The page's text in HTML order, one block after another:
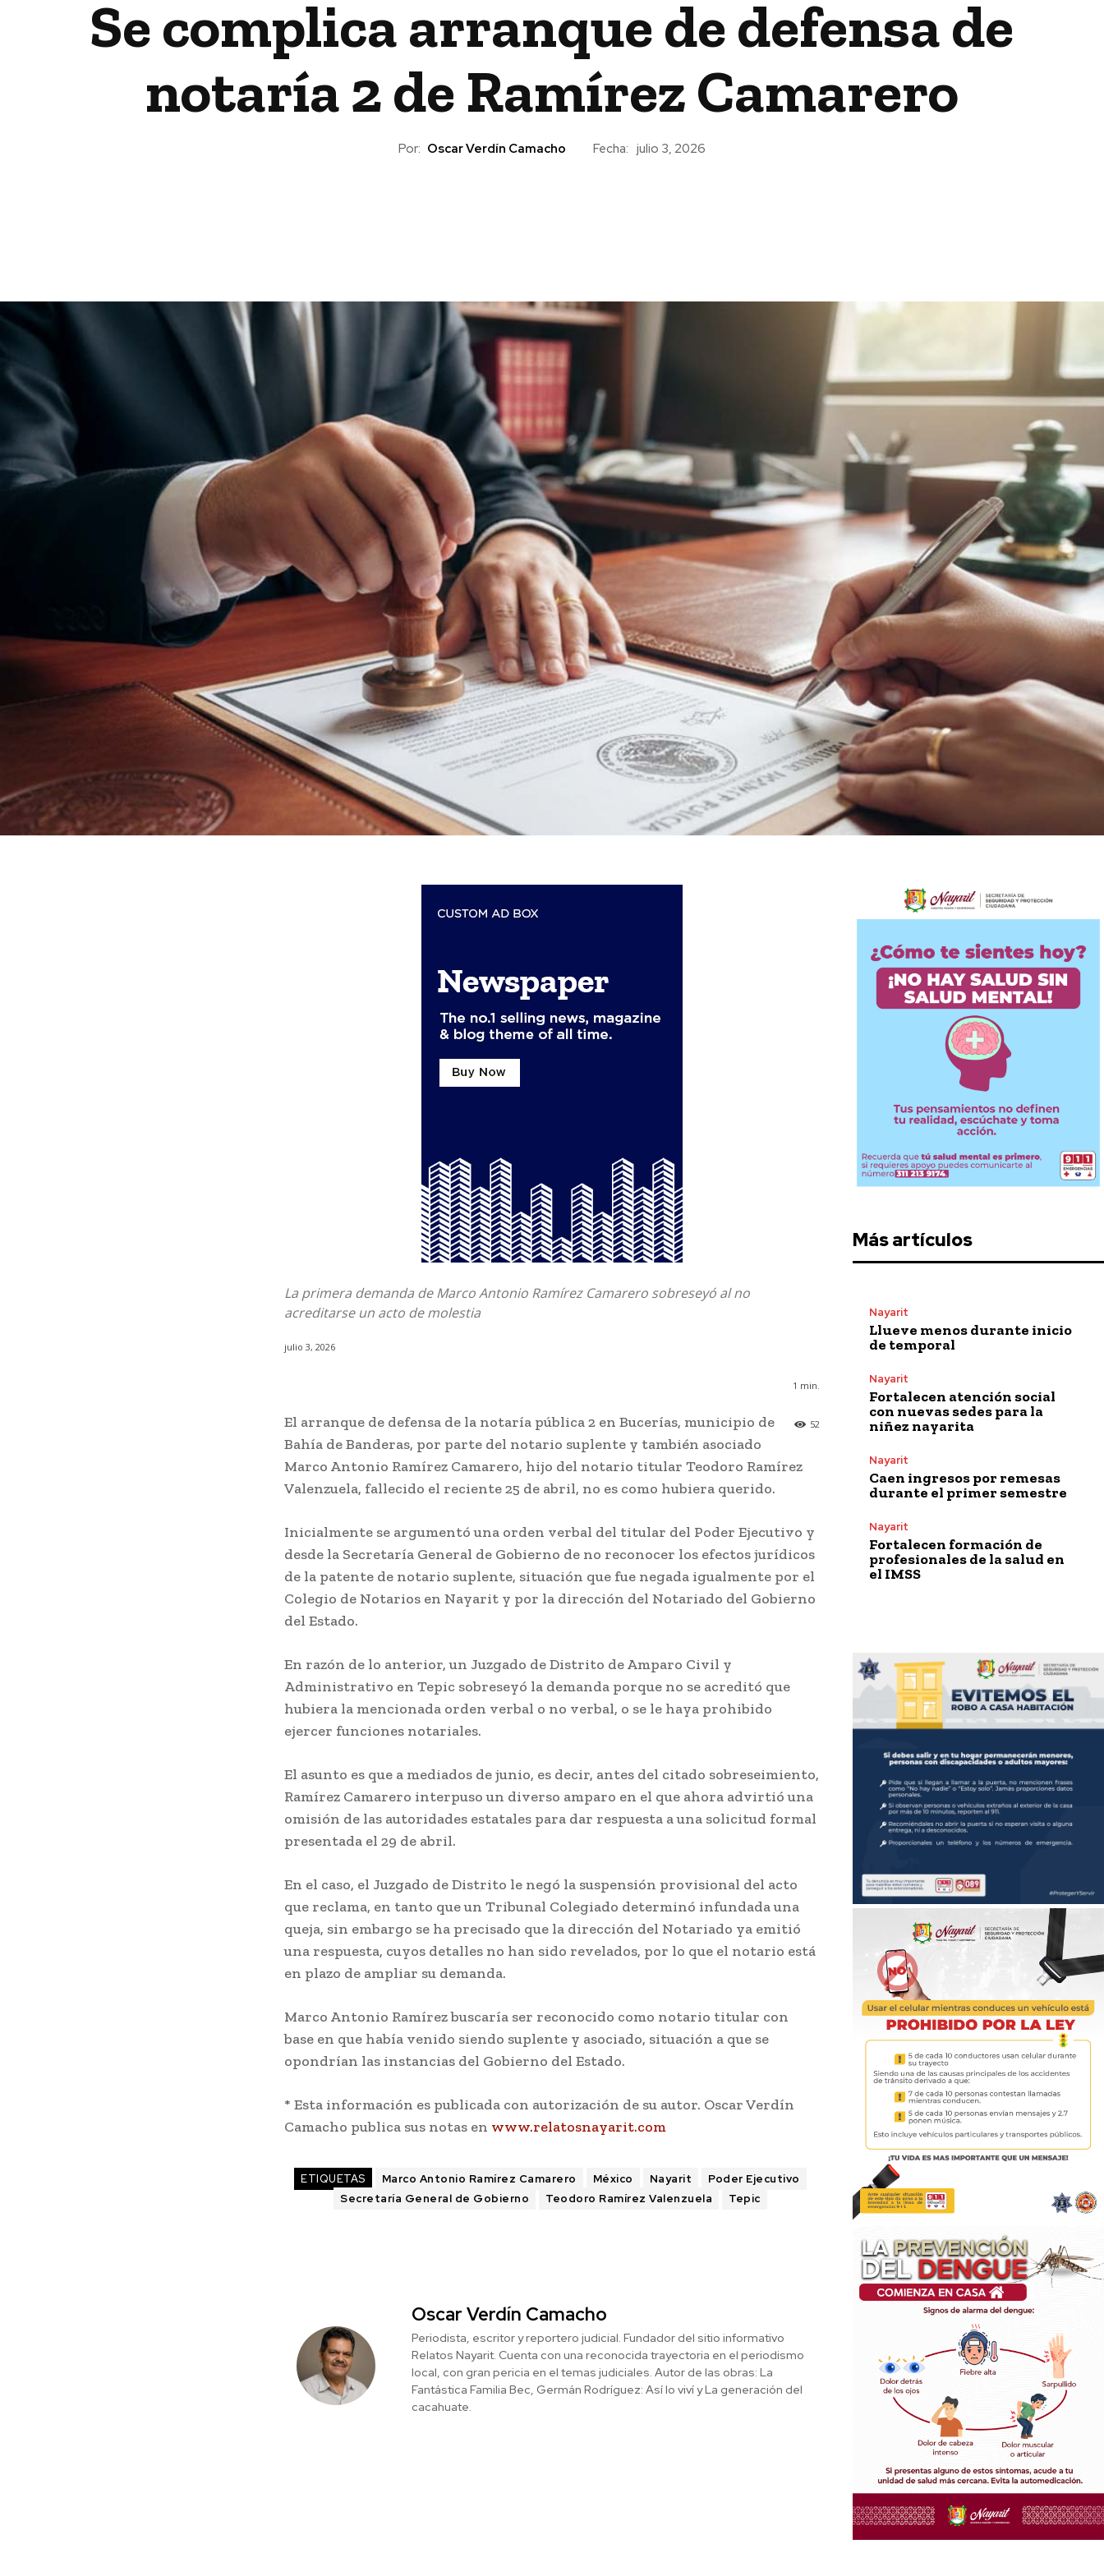
Se complica arranque de defensa de
notaría 2 de Ramírez Camarero
Por: Oscar Verdín Camacho Fecha: julio 3, 2026
La primera demanda de Marco Antonio Ramírez Camarero sobreseyó al no
acreditarse un acto de molestia
julio 3, 2026
1 min.
52
El arranque de defensa de la notaría pública 2 en Bucerías, municipio de
Bahía de Banderas, por parte del notario suplente y también asociado
Marco Antonio Ramírez Camarero, hijo del notario titular Teodoro Ramírez
Valenzuela, fallecido el reciente 25 de abril, no es como hubiera querido.
Inicialmente se argumentó una orden verbal del titular del Poder Ejecutivo y
desde la Secretaría General de Gobierno de no reconocer los efectos jurídicos
de la patente de notario suplente, situación que fue negada igualmente por el
Colegio de Notarios en Nayarit y por la dirección del Notariado del Gobierno
del Estado.
En razón de lo anterior, un Juzgado de Distrito de Amparo Civil y
Administrativo en Tepic sobreseyó la demanda porque no se acreditó que
hubiera la mencionada orden verbal o no verbal, o se le haya prohibido
ejercer funciones notariales.
El asunto es que a mediados de junio, es decir, antes del citado sobreseimiento,
Ramírez Camarero interpuso un diverso amparo en el que ahora advirtió una
omisión de las autoridades estatales para dar respuesta a una solicitud formal
presentada el 29 de abril.
En el caso, el Juzgado de Distrito le negó la suspensión provisional del acto
que reclama, en tanto que un Tribunal Colegiado determinó infundada una
queja, sin embargo se ha precisado que la dirección del Notariado ya emitió
una respuesta, cuyos detalles no han sido revelados, por lo que el notario está
en plazo de ampliar su demanda.
Marco Antonio Ramírez buscaría ser reconocido como notario titular con
base en que había venido siendo suplente y asociado, situación a que se
opondrían las instancias del Gobierno del Estado.
* Esta información es publicada con autorización de su autor. Oscar Verdín
Camacho publica sus notas en www.relatosnayarit.com
ETIQUETAS Marco Antonio Ramírez Camarero México Nayarit
Poder Ejecutivo
Secretaría General de Gobierno
Teodoro Ramírez Valenzuela Tepic
Oscar Verdín Camacho
Periodista, escritor y reportero judicial. Fundador del sitio informativo
Relatos Nayarit. Cuenta con una reconocida trayectoria en el periodismo
local, con gran pericia en el temas judiciales. Autor de las obras: La
Fantástica Familia Bec, Germán Rodríguez: Así lo viví y La generación del
cacahuate.
Más artículos
Nayarit
Llueve menos durante inicio
de temporal
Nayarit
Fortalecen atención social
con nuevas sedes para la
niñez nayarita
Nayarit
Caen ingresos por remesas
durante el primer semestre
Nayarit
Fortalecen formación de
profesionales de la salud en
el IMSS